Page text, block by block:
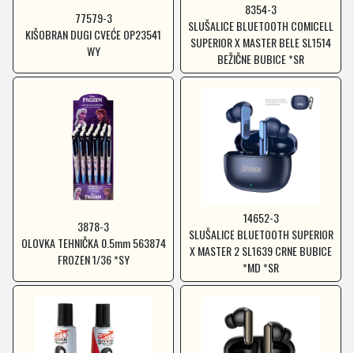
77579-3
KIŠOBRAN DUGI CVEĆE OP23541
WY
8354-3
SLUŠALICE BLUETOOTH COMICELL
SUPERIOR X MASTER BELE SL1514
BEŽIČNE BUBICE *SR
3878-3
OLOVKA TEHNIČKA 0.5mm 563874
FROZEN 1/36 *SY
14652-3
SLUŠALICE BLUETOOTH SUPERIOR
X MASTER 2 SL1639 CRNE BUBICE
*MD *SR